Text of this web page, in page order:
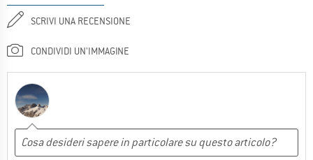
SCRIVI UNA RECENSIONE
CONDIVIDI UN'IMMAGINE